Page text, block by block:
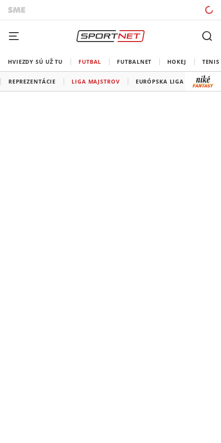
HVIEZDY SÚ UŽ TU FUTBAL FUTBALNET HOKEJ TENIS
REPREZENTÁCIE LIGA MAJSTROV EURÓPSKA LIGA